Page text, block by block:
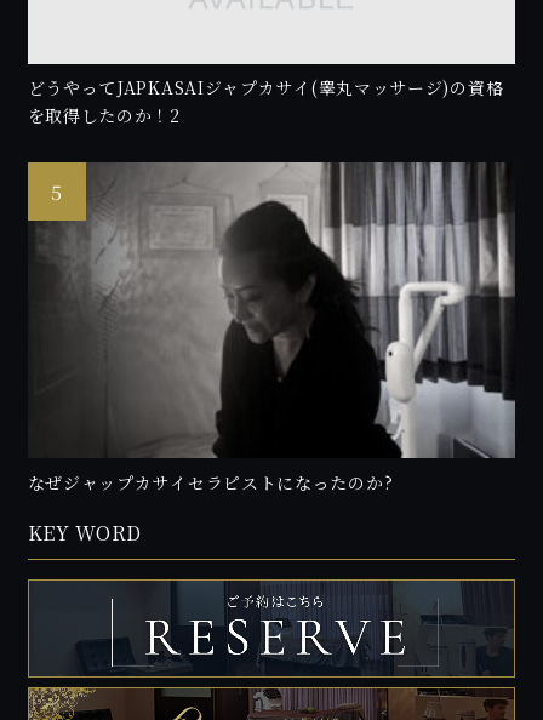
どうやってJAPKASAIジャプカサイ(睾丸マッサージ)の資格
を取得したのか！2
なぜジャップカサイセラピストになったのか?
KEY WORD